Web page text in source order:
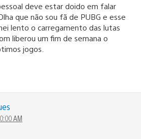
deve estar doido em falar
que não sou fã de PUBG e esse
lento o carregamento das lutas
liberou um fim de semana o
jogos.
AM